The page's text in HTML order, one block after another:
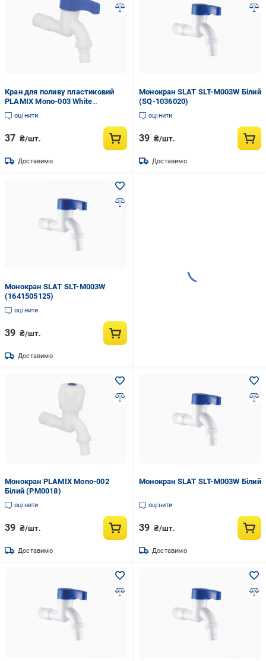
Кран для поливу пластиковий
PLAMIX Mono-003 White
(PM0019)
оцінити
37 ₴/шт.
Доставимо
Монокран SLAT SLT-M003W Білий
(SQ-1036020)
оцінити
39 ₴/шт.
Доставимо
Монокран SLAT SLT-M003W
(1641505125)
оцінити
39 ₴/шт.
Доставимо
Монокран PLAMIX Mono-002
Білий (PM0018)
оцінити
39 ₴/шт.
Доставимо
Монокран SLAT SLT-M003W Білий
оцінити
39 ₴/шт.
Доставимо